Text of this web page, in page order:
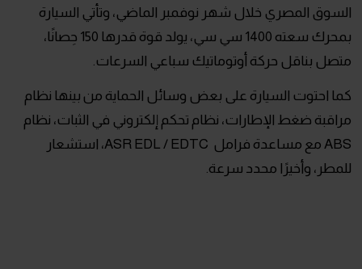
السوق المصري خلال شهر نوفمبر الماضي، وتأتي السيارة
بمحرك سعته 1400 سي سي، يولد قوة قدرها 150 حِصانًا،
متصل بناقل حركة أوتوماتيك سباعي السرعات.
كما احتوت السيارة على بعض وسائل الحماية من بينها نظام
مراقبة ضغط الإطارات، نظام تحكم إلكتروني في الثبات، نظام
ABS مع مساعدة فرامل ASR EDL / EDTC، استشعار
للمطر، وأخيرًا محدد سرعة.